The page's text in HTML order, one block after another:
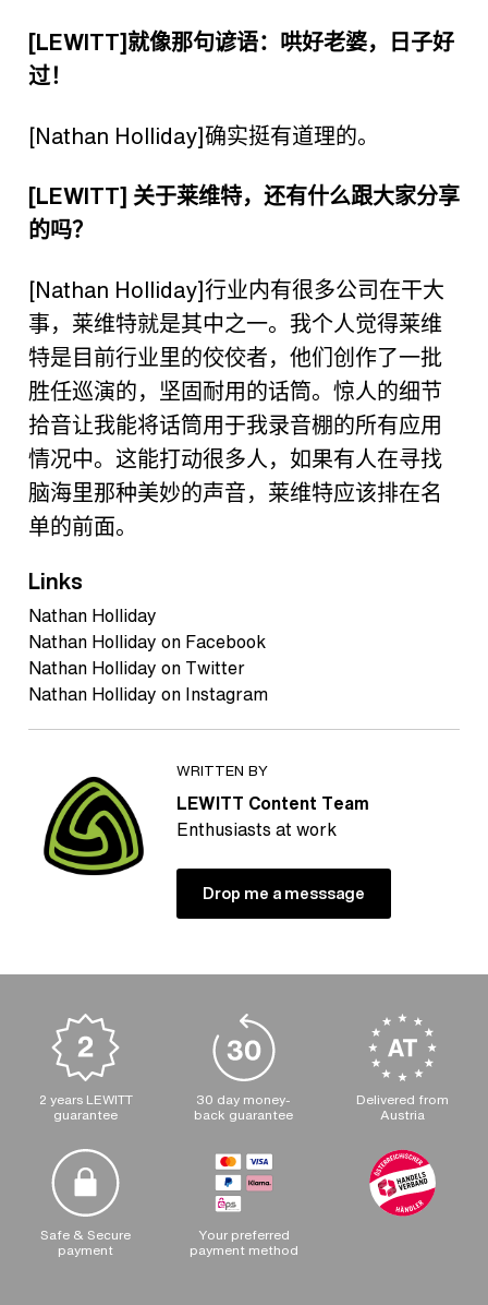
[LEWITT]就像那句谚语：哄好老婆，日子好
过！
[Nathan Holliday]确实挺有道理的。
[LEWITT] 关于莱维特，还有什么跟大家分享
的吗？
[Nathan Holliday]行业内有很多公司在干大
事，莱维特就是其中之一。我个人觉得莱维
特是目前行业里的佼佼者，他们创作了一批
胜任巡演的，坚固耐用的话筒。惊人的细节
拾音让我能将话筒用于我录音棚的所有应用
情况中。这能打动很多人，如果有人在寻找
脑海里那种美妙的声音，莱维特应该排在名
单的前面。
Links
Nathan Holliday
Nathan Holliday on Facebook
Nathan Holliday on Twitter
Nathan Holliday on Instagram
WRITTEN BY
LEWITT Content Team
Enthusiasts at work
Drop me a messsage
2 years LEWITT
guarantee
30 day money-
back guarantee
Delivered from
Austria
Safe & Secure
payment
Your preferred
payment method